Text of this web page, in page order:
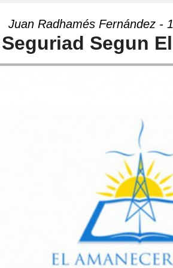
Juan Radhamés Fernández -
Segun